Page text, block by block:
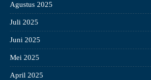
Agustus 2025
Juli 2025
Juni 2025
Mei 2025
April 2025